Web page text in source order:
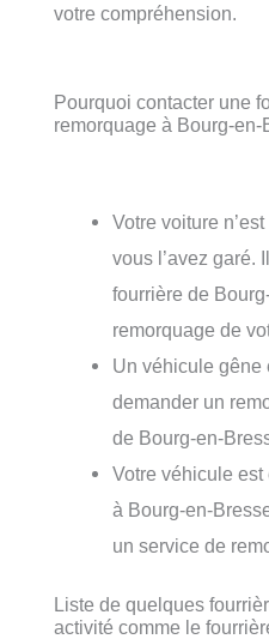
votre compréhension.
Pourquoi contacter une
remorquage à Bourg-en-
Votre voiture
vous l’avez garé.
fourrière de
remorquage de
Un véhicule gêne
demander un
de Bourg-en-
Votre véhicule
à Bourg-en-
un service de
Liste de quelques
activité comme le